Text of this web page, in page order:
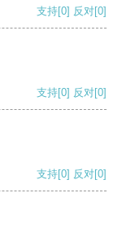
支持[0] 反对[0]
支持[0] 反对[0]
支持[0] 反对[0]